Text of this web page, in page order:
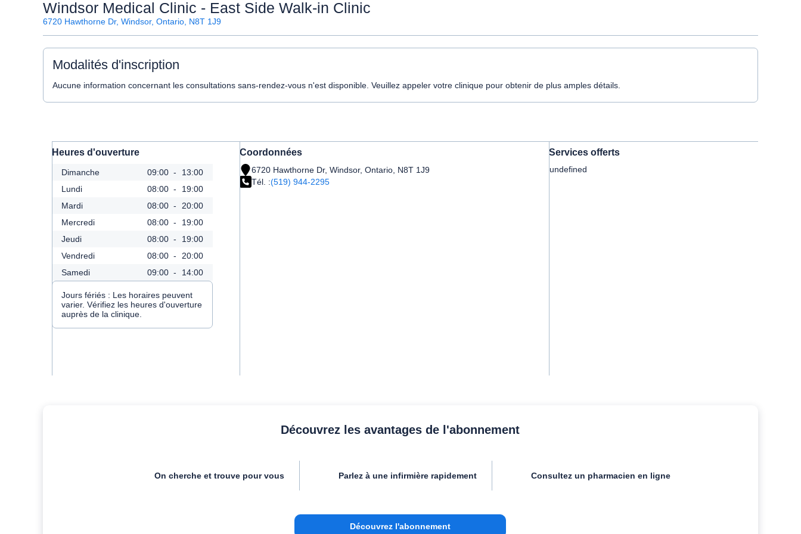
Windsor Medical Clinic - East Side Walk-in Clinic
6720 Hawthorne Dr, Windsor, Ontario, N8T 1J9
Modalités d'inscription
Aucune information concernant les consultations sans-rendez-vous n'est disponible. Veuillez appeler votre clinique pour obtenir de plus amples détails.
Heures d'ouverture
Dimanche 09:00 -
13:00
Lundi
08:00 -
19:00
Mardi
08:00 -
20:00
Mercredi
08:00 -
19:00
Jeudi
08:00 -
19:00
Vendredi
08:00 -
20:00
Samedi
09:00 - 14:00
Jours fériés : Les horaires peuvent
varier. Vérifiez les heures d'ouverture
auprès de la clinique.
Coordonnées
6720 Hawthorne Dr, Windsor, Ontario, N8T 1J9
Tél. :(519) 944-2295
Services offerts
undefined
Découvrez les avantages de l'abonnement
On cherche et trouve pour vous Parlez à une infirmière rapidement Consultez un pharmacien en ligne
Découvrez l'abonnement